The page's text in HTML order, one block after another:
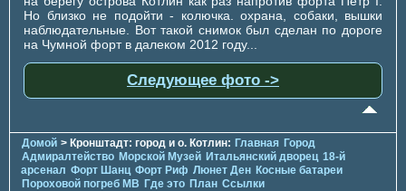
Но близко не подойти - колючка. охрана, собаки, вышки
наблюдательные. Вот такой снимок был сделан по дороге
на Чумной форт в далеком 2012 году...
Следующее фото ->
Домой > Кронштадт: город и о. Котлин: Главная Город
Адмиралтейство Морской Музей Итальянский дворец 18-й
арсенал Форт Шанц Форт Риф Люнет Ден Косные батареи
Пороховой погреб МВ Где это План Ссылки